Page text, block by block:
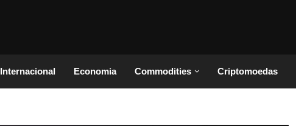
Internacional Economia Commodities Criptomoedas